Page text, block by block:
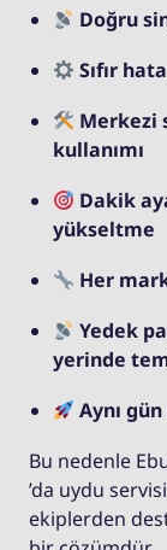
Doğru
Sıfır
Merkezi
kullanımı
Dakik
yükseltme
Her
Yedek
yerinde
Aynı
Bu nedenle
’da uydu
ekiplerden